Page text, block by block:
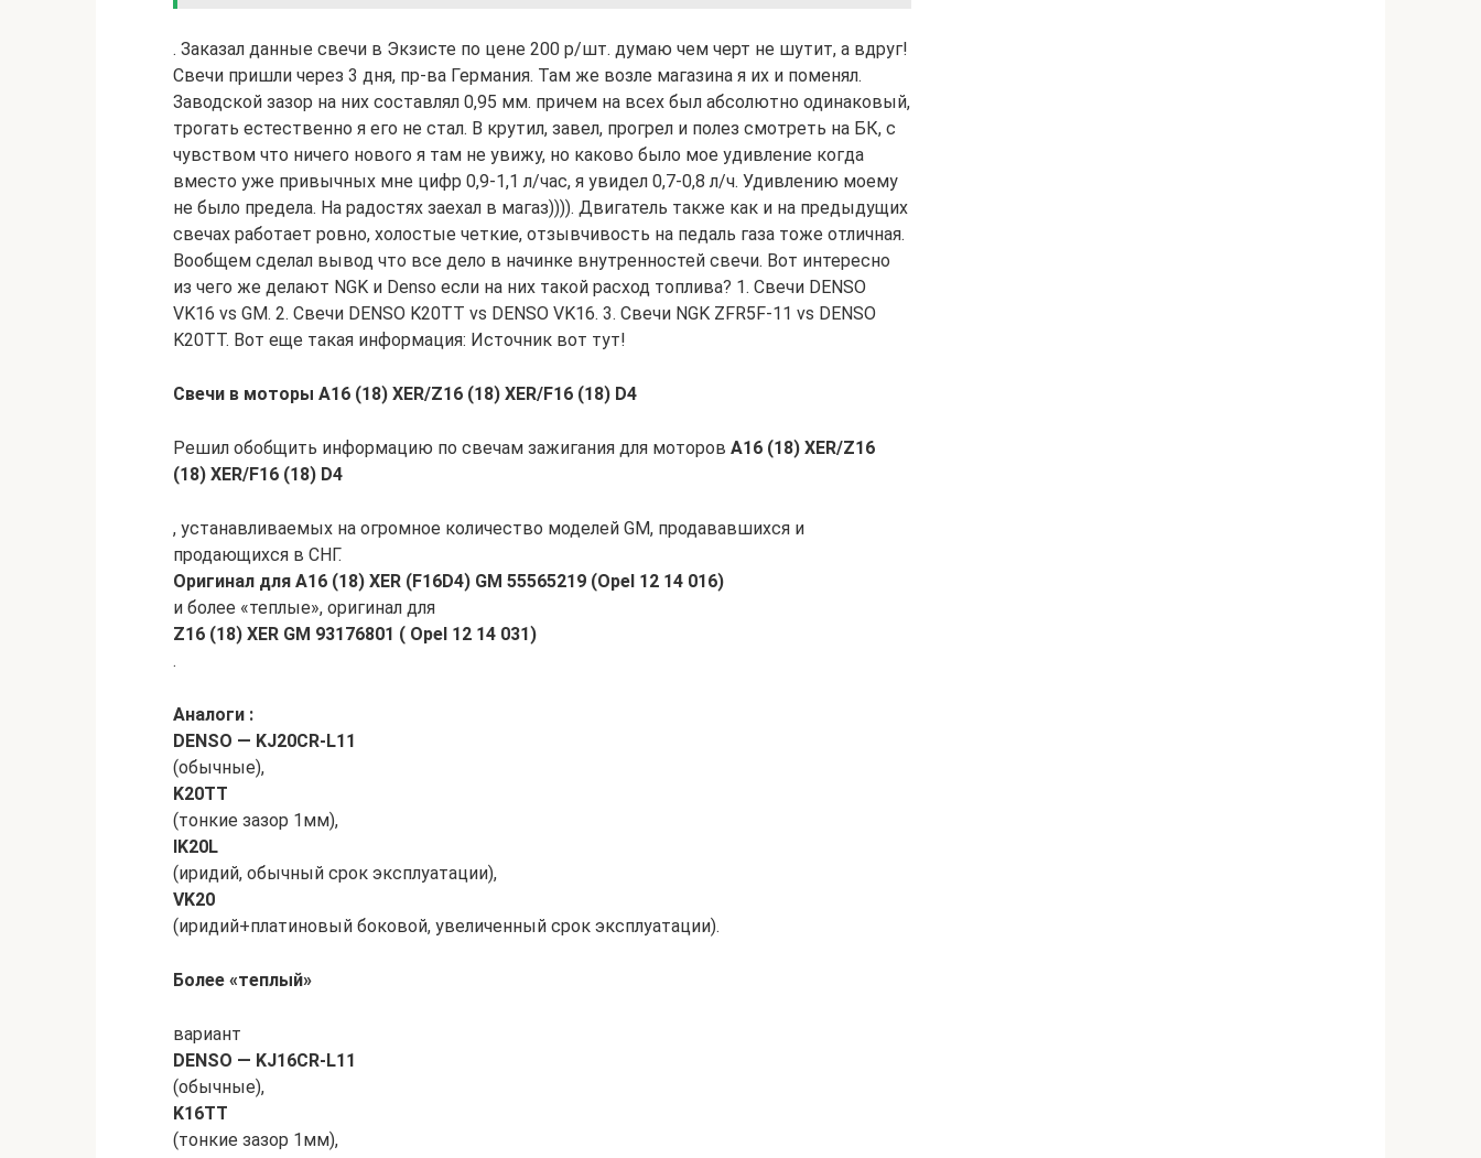
. Заказал данные свечи в Экзисте по цене 200 р/шт. думаю чем черт не шутит, а вдруг!
Свечи пришли через 3 дня, пр-ва Германия. Там же возле магазина я их и поменял.
Заводской зазор на них составлял 0,95 мм. причем на всех был абсолютно одинаковый,
трогать естественно я его не стал. В крутил, завел, прогрел и полез смотреть на БК, с
чувством что ничего нового я там не увижу, но каково было мое удивление когда
вместо уже привычных мне цифр 0,9-1,1 л/час, я увидел 0,7-0,8 л/ч. Удивлению моему
не было предела. На радостях заехал в магаз)))). Двигатель также как и на предыдущих
свечах работает ровно, холостые четкие, отзывчивость на педаль газа тоже отличная.
Вообщем сделал вывод что все дело в начинке внутренностей свечи. Вот интересно
из чего же делают NGK и Denso если на них такой расход топлива? 1. Свечи DENSO
VK16 vs GM. 2. Свечи DENSO K20TT vs DENSO VK16. 3. Свечи NGK ZFR5F-11 vs DENSO
K20TT. Вот еще такая информация: Источник вот тут!
Свечи в моторы A16 (18) XER/Z16 (18) XER/F16 (18) D4
Решил обобщить информацию по свечам зажигания для моторов A16 (18) XER/Z16
(18) XER/F16 (18) D4
, устанавливаемых на огромное количество моделей GM, продававшихся и
продающихся в СНГ.
Оригинал для A16 (18) XER (F16D4) GM 55565219 (Opel 12 14 016)
и более «теплые», оригинал для
Z16 (18) XER GM 93176801 ( Opel 12 14 031)
.
Аналоги :
DENSO — KJ20CR-L11
(обычные),
K20TT
(тонкие зазор 1мм),
IK20L
(иридий, обычный срок эксплуатации),
VK20
(иридий+платиновый боковой, увеличенный срок эксплуатации).
Более «теплый»
вариант
DENSO — KJ16CR-L11
(обычные),
K16TT
(тонкие зазор 1мм),